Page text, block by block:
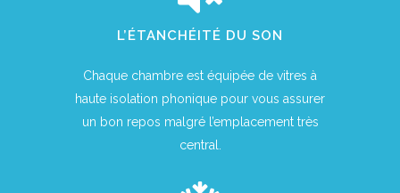
L’ÉTANCHÉITÉ DU SON
Chaque chambre est équipée de vitres à
haute isolation phonique pour vous assurer
un bon repos malgré l’emplacement très
central.